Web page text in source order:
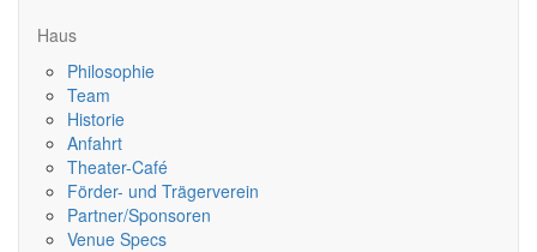
Haus
Philosophie
Team
Historie
Anfahrt
Theater-Café
Förder- und Trägerverein
Partner/Sponsoren
Venue Specs